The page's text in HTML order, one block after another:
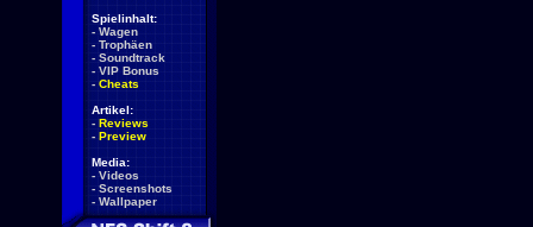
Spielinhalt:
- Wagen
- Trophäen
- Soundtrack
- VIP Bonus
- Cheats
Artikel:
- Reviews
- Preview
Media:
- Videos
- Screenshots
- Wallpaper